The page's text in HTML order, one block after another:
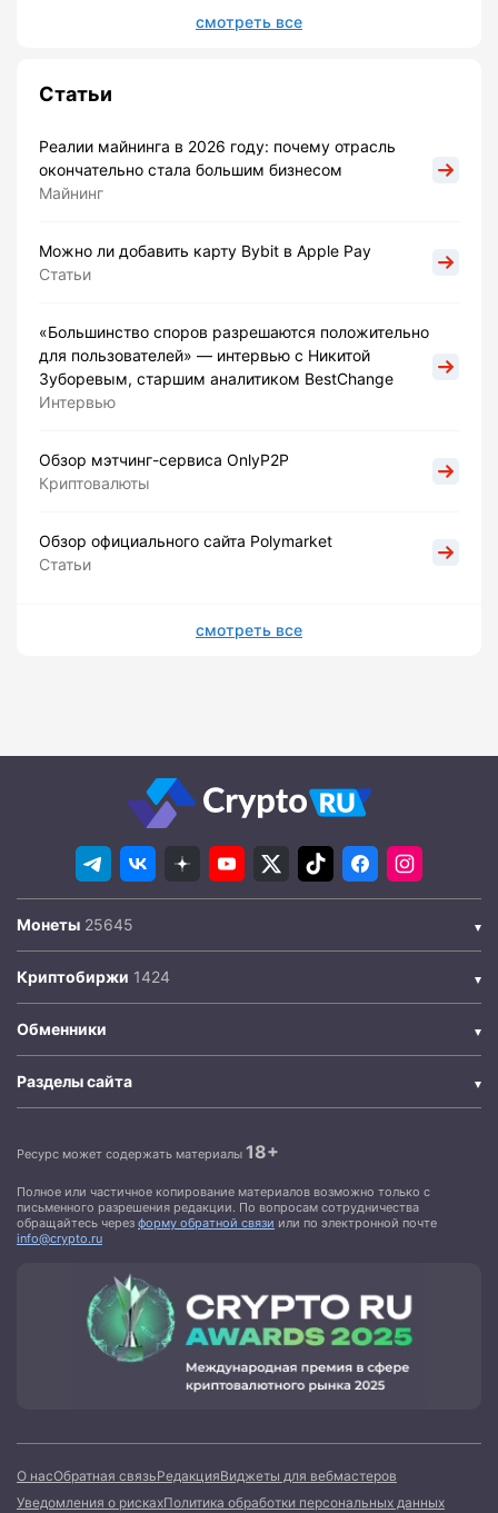
смотреть все
Статьи
Реалии майнинга в 2026 году: почему отрасль
окончательно стала большим бизнесом
Майнинг
Можно ли добавить карту Bybit в Apple Pay
Статьи
«Большинство споров разрешаются положительно
для пользователей» — интервью с Никитой
Зуборевым, старшим аналитиком BestChange
Интервью
Обзор мэтчинг-сервиса OnlyP2P
Криптовалюты
Обзор официального сайта Polymarket
Статьи
смотреть все
Монеты
Криптобиржи
Обменники
Разделы сайта
Ресурс может содержать материалы 18+
Полное или частичное копирование материалов возможно только с
письменного разрешения редакции. По вопросам сотрудничества
обращайтесь через форму обратной связи или по электронной почте
info@crypto.ru
О насОбратная связьРедакцияВиджеты для вебмастеров
Уведомления о рискахПолитика обработки персональных данных